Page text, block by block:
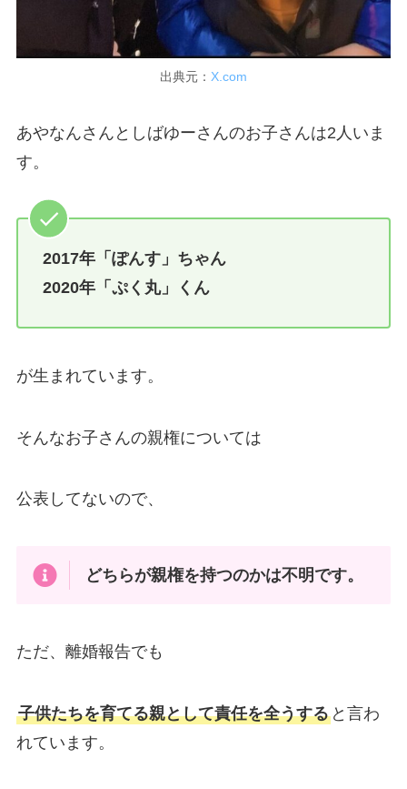
出典元： X.com
あやなんさんとしばゆーさんのお子さんは2人いま
す。
2017年「ぽんす」ちゃん
2020年「ぷく丸」くん
が生まれています。
そんなお子さんの親権については
公表してないので、
どちらが親権を持つのかは不明です。
ただ、離婚報告でも
子供たちを育てる親として責任を全うすると言わ
れています。